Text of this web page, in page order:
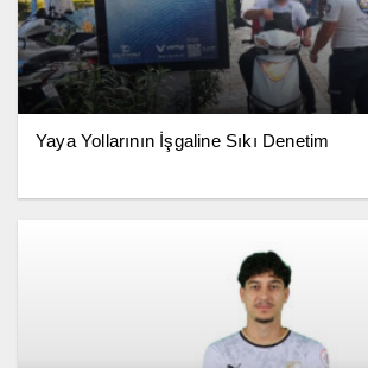
Yaya Yollarının İşgaline Sıkı Denetim